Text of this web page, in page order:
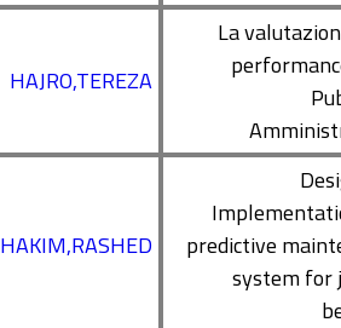
HAJRO,TEREZA
La
HAKIM,RASHED
predictive
system for